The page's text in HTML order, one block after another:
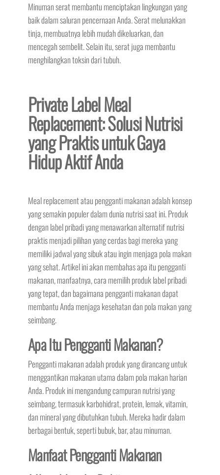
Minuman serat membantu menciptakan lingkungan yang
baik dalam saluran pencernaan Anda. Serat melunakkan
tinja, membuatnya lebih mudah dikeluarkan, dan
mencegah sembelit. Selain itu, serat juga membantu
menghilangkan toksin dari tubuh.
Private Label Meal
Replacement: Solusi Nutrisi
yang Praktis untuk Gaya
Hidup Aktif Anda
Meal replacement atau pengganti makanan adalah konsep
yang semakin populer dalam dunia nutrisi saat ini. Produk
dengan label pribadi yang menawarkan alternatif nutrisi
praktis menjadi pilihan yang cerdas bagi mereka yang
memiliki jadwal yang sibuk atau ingin menjaga pola makan
yang sehat. Artikel ini akan membahas apa itu pengganti
makanan, manfaatnya, cara memilih produk label pribadi
yang tepat, dan bagaimana pengganti makanan dapat
membantu Anda menjaga kesehatan dan pola makan yang
seimbang.
Apa Itu Pengganti Makanan?
Pengganti makanan adalah produk yang dirancang untuk
menggantikan makanan utama dalam pola makan harian
Anda. Produk ini mengandung campuran nutrisi yang
seimbang, termasuk karbohidrat, protein, lemak, vitamin,
dan mineral yang dibutuhkan tubuh. Mereka hadir dalam
berbagai bentuk, seperti bubuk, bar, atau minuman.
Manfaat Pengganti Makanan